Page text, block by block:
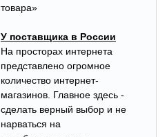
товара»
У поставщика в России
На просторах интернета
представлено огромное
количество интернет-
магазинов. Главное здесь -
сделать верный выбор и не
нарваться на